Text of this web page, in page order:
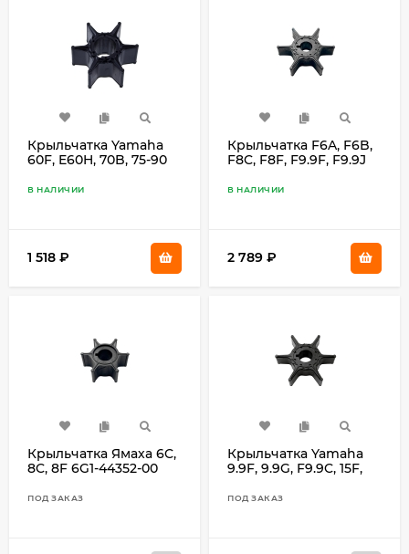
Крыльчатка Yamaha
60F, E60H, 70B, 75-90
В НАЛИЧИИ
1 518 ₽
Крыльчатка F6A, F6B,
F8C, F8F, F9.9F, F9.9J
В НАЛИЧИИ
2 789 ₽
Крыльчатка Ямаха 6C,
8C, 8F 6G1-44352-00
ПОД ЗАКАЗ
Крыльчатка Yamaha
9.9F, 9.9G, F9.9C, 15F,
63V-44352-01
ПОД ЗАКАЗ